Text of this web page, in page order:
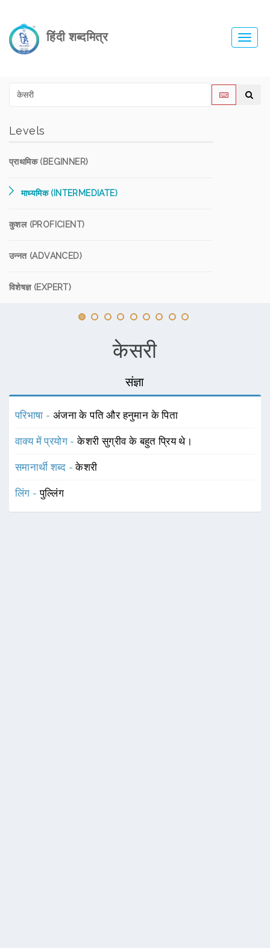
हिंदी शब्दमित्र
Levels
प्राथमिक (BEGINNER)
माध्यमिक (INTERMEDIATE)
कुशल (PROFICIENT)
उन्नत (ADVANCED)
विशेषज्ञ (EXPERT)
केसरी
संज्ञा
परिभाषा - अंजना के पति और हनुमान के पिता
वाक्य में प्रयोग -केशरी सुग्रीव के बहुत प्रिय थे।
समानार्थी शब्द -केशरी
लिंग -पुल्लिंग